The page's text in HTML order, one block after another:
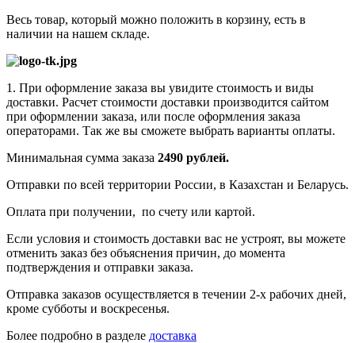
Весь товар, который можно положить в корзину, есть в
наличии на нашем складе.
1. При оформление заказа вы увидите стоимость и виды
доставки. Расчет стоимости доставки производится сайтом
при оформлении заказа, или после оформления заказа
операторами. Так же вы сможете выбрать варианты оплаты.
Минимальная сумма заказа 2490 рублей.
Отправки по всей территории России, в Казахстан и Беларусь.
Оплата при получении, по счету или картой.
Если условия и стоимость доставки вас не устроят, вы можете
отменить заказ без объяснения причин, до момента
подтверждения и отправки заказа.
Отправка заказов осуществляется в течении 2-х рабочих дней,
кроме субботы и воскресенья.
Более подробно в разделе доставка